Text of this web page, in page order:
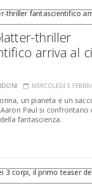
thriller
arriva al
MERCOLEDÌ 5
un pianeta e un
Paul si confrontano
fantascienza.